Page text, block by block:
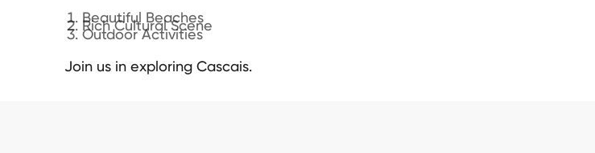
Beautiful Beaches
Rich Cultural Scene
Outdoor Activities
Join us in exploring Cascais.